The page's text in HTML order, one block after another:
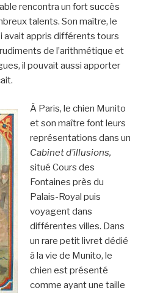
rencontra un fort succès
talents. Son maître, le
avait appris différents tours
de l’arithmétique et
il pouvait aussi apporter
À Paris, le chien Munito
et son maître font leurs
représentations dans un
Cabinet d’illusions,
situé Cours des
Fontaines près du
Palais-Royal puis
voyagent dans
différentes villes. Dans
un rare petit livret dédié
à la vie de Munito, le
chien est présenté
comme ayant une taille